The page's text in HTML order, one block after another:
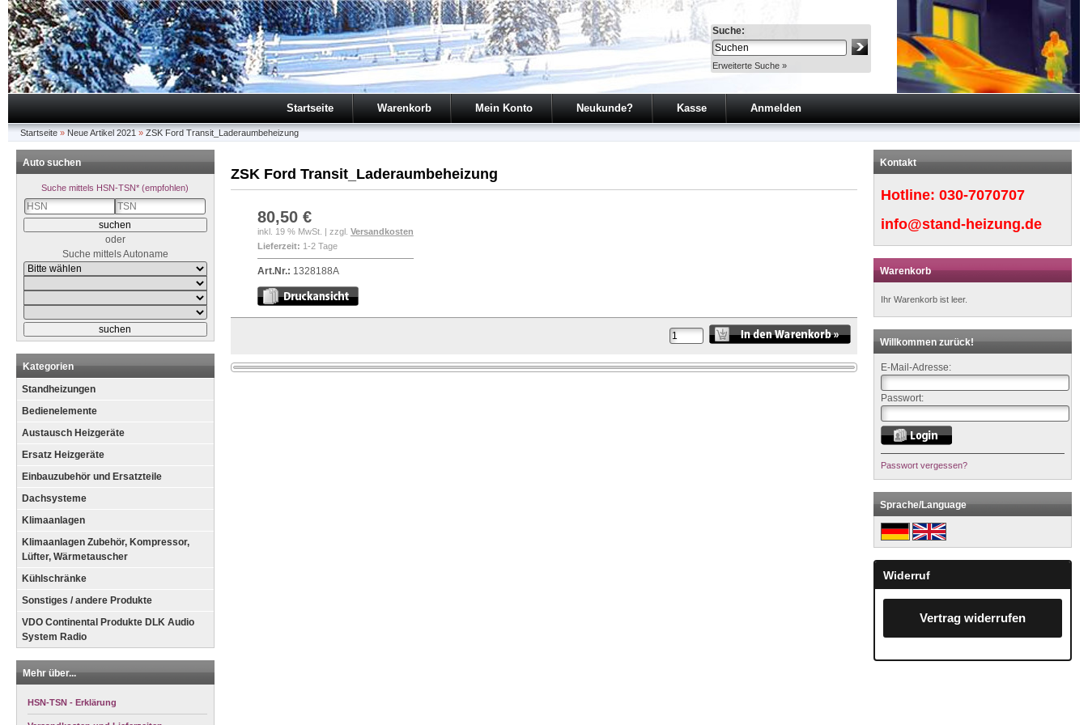
Suche:
Erweiterte Suche »
Startseite Warenkorb Mein Konto Neukunde? Kasse Anmelden
Startseite » Neue Artikel 2021 » ZSK Ford Transit_Laderaumbeheizung
ZSK Ford Transit_Laderaumbeheizung
80,50 €
inkl. 19 % MwSt. | zzgl. Versandkosten
Lieferzeit: 1-2 Tage
Art.Nr.: 1328188A
Auto suchen
Suche mittels HSN-TSN* (empfohlen)
oder
Suche mittels Autoname
Kategorien
Standheizungen
Bedienelemente
Austausch Heizgeräte
Ersatz Heizgeräte
Einbauzubehör und Ersatzteile
Dachsysteme
Klimaanlagen
Klimaanlagen Zubehör, Kompressor,
Lüfter, Wärmetauscher
Kühlschränke
Sonstiges / andere Produkte
VDO Continental Produkte DLK Audio
System Radio
Mehr über...
HSN-TSN - Erklärung
Kontakt
Hotline:030-7070707
info@stand-heizung.de
Warenkorb
Ihr Warenkorb ist leer.
Willkommen zurück!
E-Mail-Adresse:
Passwort:
Passwort vergessen?
Sprache/Language
Widerruf
Vertrag widerrufen